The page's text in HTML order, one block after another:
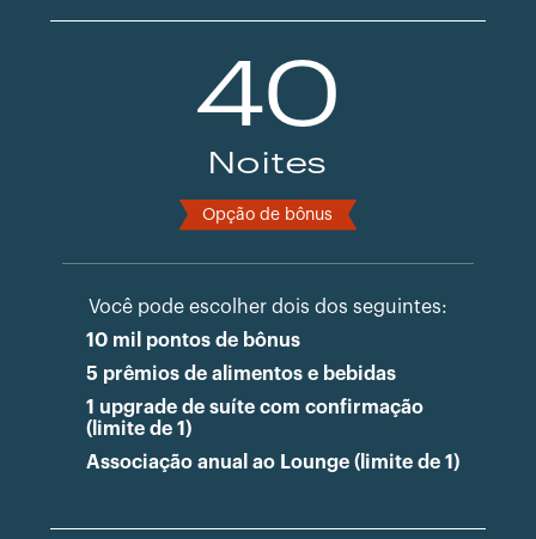
40
Noites
Você pode escolher dois dos seguintes:
10 mil pontos de bônus
5 prêmios de alimentos e bebidas
1 upgrade de suíte com confirmação
(limite de 1)
Associação anual ao Lounge (limite de 1)
Opção de bônus